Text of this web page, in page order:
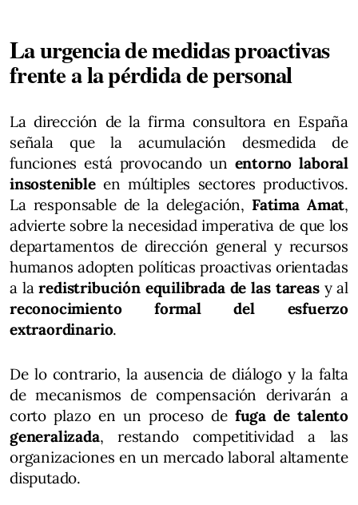
La urgencia de medidas proactivas
frente a la pérdida de personal
La dirección de la firma consultora en España
señala que la acumulación desmedida de
funciones está provocando un entorno laboral
insostenibleen múltiples sectores productivos.
La responsable de la delegación, Fatima Amat,
advierte sobre la necesidad imperativa de que los
departamentos de dirección general y recursos
humanos adopten políticas proactivas orientadas
a laredistribución equilibrada de las tareasy al
reconocimiento formal del esfuerzo
extraordinario.
De lo contrario, la ausencia de diálogo y la falta
de mecanismos de compensación derivarán a
corto plazo en un proceso defuga de talento
generalizada, restando competitividad a las
organizaciones en un mercado laboral altamente
disputado.